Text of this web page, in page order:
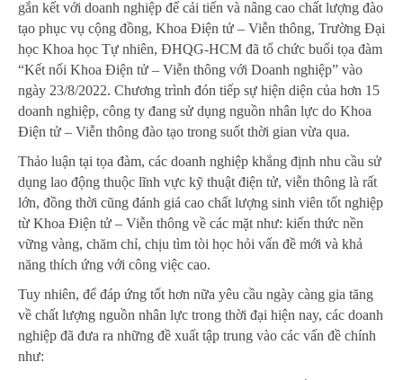
gắn kết với doanh nghiệp để cải tiến và nâng cao chất lượng đào
tạo phục vụ cộng đồng, Khoa Điện tử – Viễn thông, Trường Đại
học Khoa học Tự nhiên, ĐHQG-HCM đã tổ chức buổi tọa đàm
“Kết nối Khoa Điện tử – Viễn thông với Doanh nghiệp” vào
ngày 23/8/2022. Chương trình đón tiếp sự hiện diện của hơn 15
doanh nghiệp, công ty đang sử dụng nguồn nhân lực do Khoa
Điện tử – Viễn thông đào tạo trong suốt thời gian vừa qua.
Thảo luận tại tọa đàm, các doanh nghiệp khẳng định nhu cầu sử
dụng lao động thuộc lĩnh vực kỹ thuật điện tử, viễn thông là rất
lớn, đồng thời cũng đánh giá cao chất lượng sinh viên tốt nghiệp
từ Khoa Điện tử – Viễn thông về các mặt như: kiến thức nền
vững vàng, chăm chỉ, chịu tìm tòi học hỏi vấn đề mới và khả
năng thích ứng với công việc cao.
Tuy nhiên, để đáp ứng tốt hơn nữa yêu cầu ngày càng gia tăng
về chất lượng nguồn nhân lực trong thời đại hiện nay, các doanh
nghiệp đã đưa ra những đề xuất tập trung vào các vấn đề chính
như: